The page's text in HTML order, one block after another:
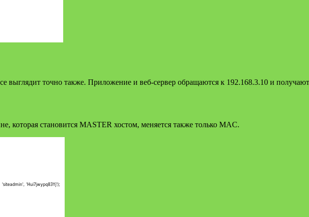
выглядит точно также. Приложение и веб-сервер обращаются к 192.168.3.10 и
которая становится MASTER хостом, меняется также только MAC.